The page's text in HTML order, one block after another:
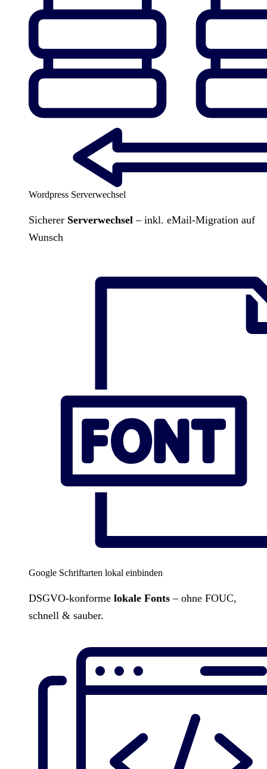
Wordpress Serverwechsel
Sicherer Serverwechsel – inkl. eMail-Migration auf
Wunsch
Google Schriftarten lokal einbinden
DSGVO-konforme lokale Fonts – ohne FOUC,
schnell & sauber.